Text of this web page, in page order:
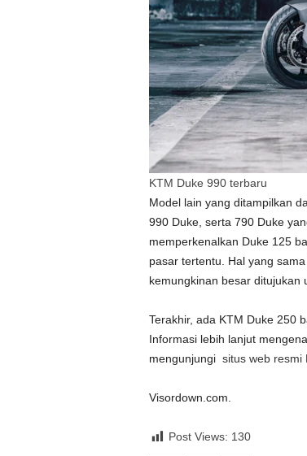
KTM Duke 990 terbaru
Model lain yang ditampilkan
990 Duke, serta 790 Duke
memperkenalkan Duke 125
pasar tertentu. Hal yang
kemungkinan besar ditujukan
Terakhir, ada KTM Duke 250
Informasi lebih lanjut
mengunjungi situs web resmi
Visordown.com.
Post Views: 130